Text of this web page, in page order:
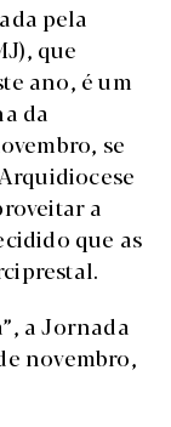
pela
que
ano, é um
da
se
a
que as
a Jornada
novembro,